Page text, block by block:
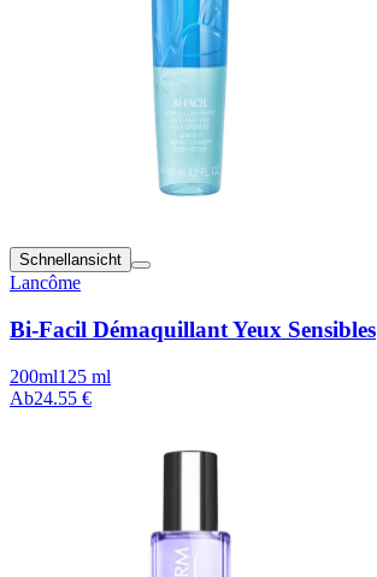
Schnellansicht
Lancôme
Bi-Facil Démaquillant Yeux Sensibles
200ml125 ml
Ab24.55 €